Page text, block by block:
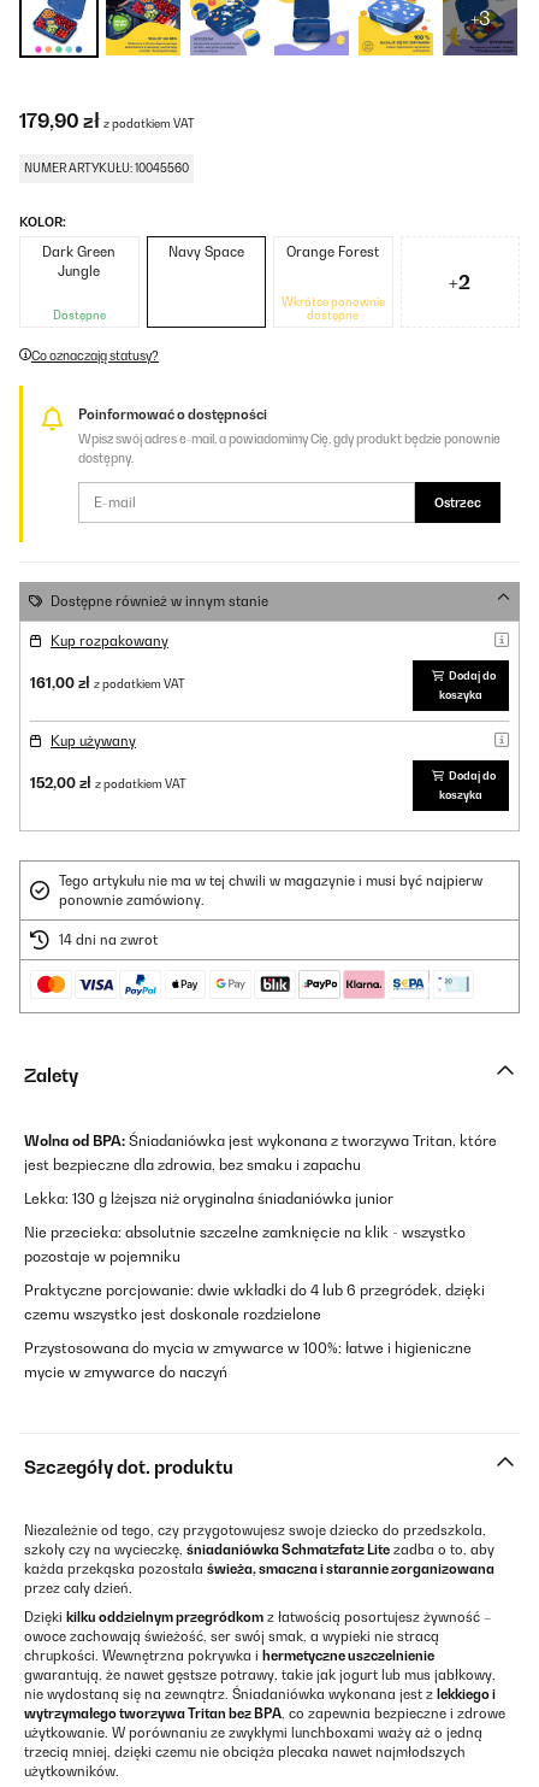
+3
179,90 zł z podatkiem VAT
NUMER ARTYKUŁU: 10045560
KOLOR:
Dark Green
Jungle
Dostępne
Navy Space Orange Forest
Wkrótce ponownie
dostępne
+2
Co oznaczają statusy?
Poinformować o dostępności
Wpisz swój adres e-mail, a powiadomimy Cię, gdy produkt będzie ponownie
dostępny.
Ostrzec
Dostępne również w innym stanie
Kup rozpakowany
161,00 zł z podatkiem VAT
Dodaj do
koszyka
Kup używany
152,00 zł z podatkiem VAT
Dodaj do
koszyka
Tego artykułu nie ma w tej chwili w magazynie i musi być najpierw
ponownie zamówiony.
14 dni na zwrot
Zalety
Wolna od BPA: Śniadaniówka jest wykonana z tworzywa Tritan, które
jest bezpieczne dla zdrowia, bez smaku i zapachu
Lekka: 130 g lżejsza niż oryginalna śniadaniówka junior
Nie przecieka: absolutnie szczelne zamknięcie na klik - wszystko
pozostaje w pojemniku
Praktyczne porcjowanie: dwie wkładki do 4 lub 6 przegródek, dzięki
czemu wszystko jest doskonale rozdzielone
Przystosowana do mycia w zmywarce w 100%: łatwe i higieniczne
mycie w zmywarce do naczyń
Szczegóły dot. produktu
Niezależnie od tego, czy przygotowujesz swoje dziecko do przedszkola,
szkoły czy na wycieczkę, śniadaniówka Schmatzfatz Lite zadba o to, aby
każda przekąska pozostała świeża, smaczna i starannie zorganizowana
przez cały dzień.
Dzięki kilku oddzielnym przegródkom z łatwością posortujesz żywność –
owoce zachowają świeżość, ser swój smak, a wypieki nie stracą
chrupkości. Wewnętrzna pokrywka i hermetyczne uszczelnienie
gwarantują, że nawet gęstsze potrawy, takie jak jogurt lub mus jabłkowy,
nie wydostaną się na zewnątrz. Śniadaniówka wykonana jest z lekkiego i
wytrzymałego tworzywa Tritan bez BPA, co zapewnia bezpieczne i zdrowe
użytkowanie. W porównaniu ze zwykłymi lunchboxami waży aż o jedną
trzecią mniej, dzięki czemu nie obciąża plecaka nawet najmłodszych
użytkowników.